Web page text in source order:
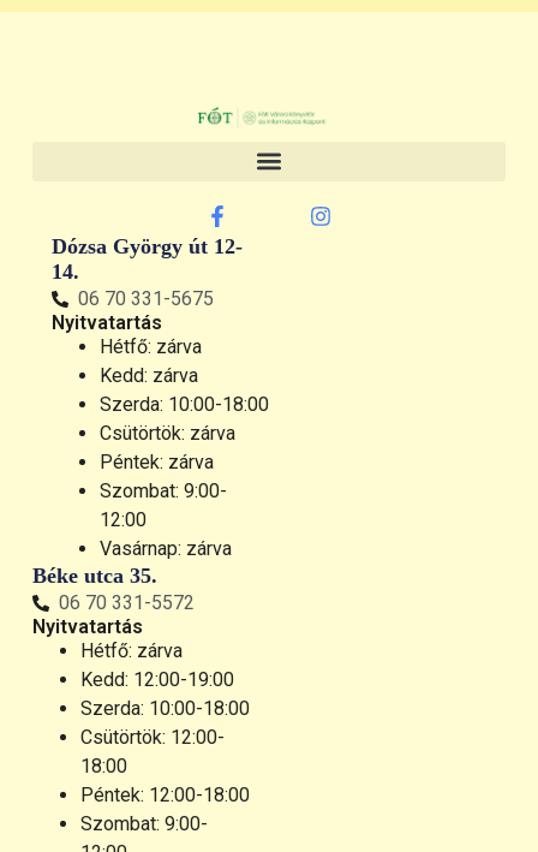
Béke utca 35.
06 70 331-5572
Nyitvatartás
Hétfő: zárva
Kedd: 12:00-19:00
Szerda: 10:00-18:00
Csütörtök: 12:00-
18:00
Péntek: 12:00-18:00
Szombat: 9:00-
Dózsa György út 12-
14.
06 70 331-5675
Nyitvatartás
Hétfő: zárva
Kedd: zárva
Szerda: 10:00-18:00
Csütörtök: zárva
Péntek: zárva
Szombat: 9:00-
12:00
Vasárnap: zárva